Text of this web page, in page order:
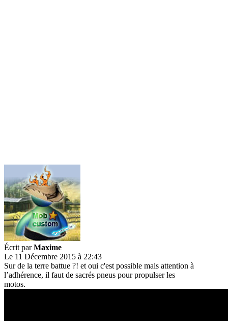
Écrit parMaxime
Le 11 Décembre 2015 à 22:43
Sur de la terre battue ?! et oui c'est possible mais attention à
l’adhérence, il faut de sacrés pneus pour propulser les
motos.